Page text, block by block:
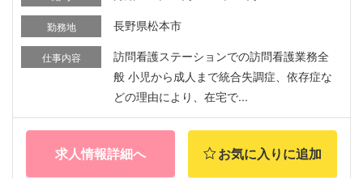
勤務地 長野県松本市
仕事内容
訪問看護ステーションでの訪問看護業務全
般 小児から成人まで統合失調症、依存症な
どの理由により、在宅で...
求人情報詳細へ お気に入りに追加